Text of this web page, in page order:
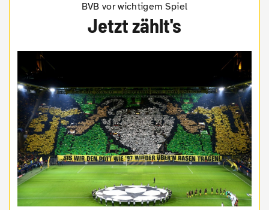
BVB vor wichtigem Spiel
Jetzt zählt's